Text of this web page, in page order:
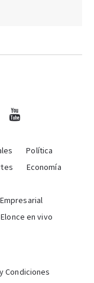
Política
Economía
Elonce en vivo
Condiciones